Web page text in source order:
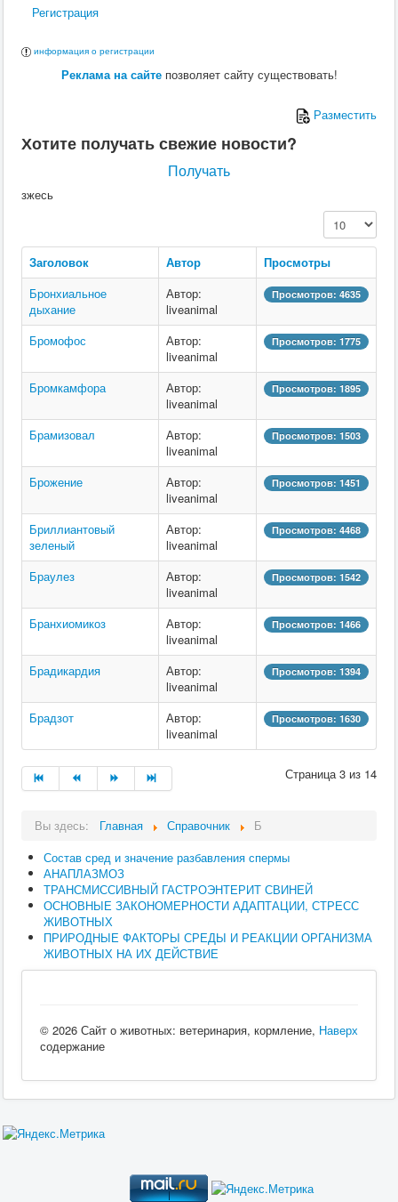
Регистрация
информация о регистрации
Реклама на сайтепозволяет сайту существовать!
Разместить
Хотите получать свежие новости?
Получать
зжесь
Кол-во строк:
Заголовок Автор
Просмотры
Бронхиальное
дыхание
Автор:
liveanimal
Просмотров: 4635
Бромофос
Автор:
liveanimal
Просмотров: 1775
Бромкамфора
Автор:
liveanimal
Просмотров: 1895
Брамизовал
Автор:
liveanimal
Просмотров: 1503
Брожение
Автор:
liveanimal
Просмотров: 1451
Бриллиантовый
зеленый
Автор:
liveanimal
Просмотров: 4468
Браулез
Автор:
liveanimal
Просмотров: 1542
Бранхиомикоз
Автор:
liveanimal
Просмотров: 1466
Брадикардия
Автор:
liveanimal
Просмотров: 1394
Брадзот
Автор:
liveanimal
Просмотров: 1630
Страница 3 из 14
Вы здесь: Главная Справочник
Б
Состав сред и значение разбавления спермы
АНАПЛАЗМОЗ
ТРАНСМИССИВНЫЙ ГАСТРОЭНТЕРИТ СВИНЕЙ
ОСНОВНЫЕ ЗАКОНОМЕРНОСТИ АДАПТАЦИИ, СТРЕСС
ЖИВОТНЫХ
ПРИРОДНЫЕ ФАКТОРЫ СРЕДЫ И РЕАКЦИИ ОРГАНИЗМА
ЖИВОТНЫХ НА ИХ ДЕЙСТВИЕ
Наверх
© 2026 Сайт о животных: ветеринария, кормление,
содержание